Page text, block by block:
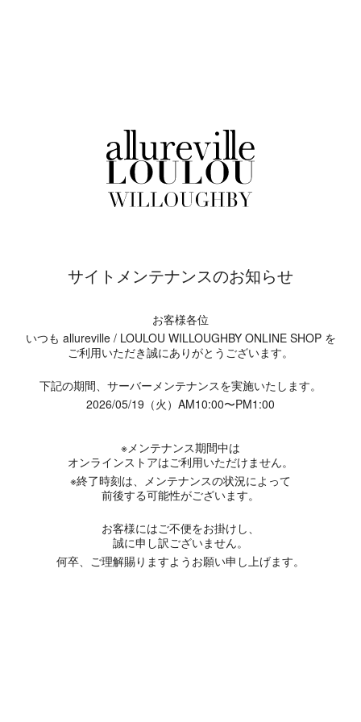
サイトメンテナンスのお知らせ
お客様各位
いつも allureville / LOULOU WILLOUGHBY ONLINE SHOP を
ご利用いただき誠にありがとうございます。
下記の期間、サーバーメンテナンスを実施いたします。
2026/05/19（火）AM10:00〜PM1:00
※メンテナンス期間中は
オンラインストアはご利用いただけません。
※終了時刻は、メンテナンスの状況によって
前後する可能性がございます。
お客様にはご不便をお掛けし、
誠に申し訳ございません。
何卒、ご理解賜りますようお願い申し上げます。